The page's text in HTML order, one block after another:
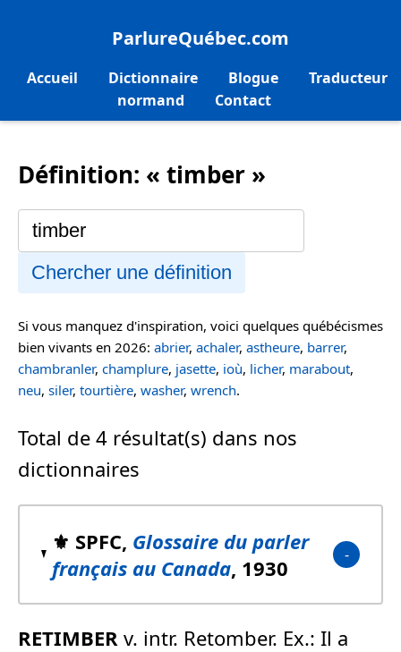
ParlureQuébec.com
Accueil Dictionnaire Blogue
Traducteur
normand
Contact
Définition: « timber »
Chercher une définition
Si vous manquez d'inspiration, voici quelques québécismes
bien vivants en 2026: abrier, achaler, astheure, barrer,
chambranler, champlure, jasette, ioù, licher, marabout,
neu, siler, tourtière, washer, wrench.
Total de 4 résultat(s) dans nos
dictionnaires
⚜️ SPFC, Glossaire du parler
français au Canada, 1930
RETIMBER v. intr. Retomber. Ex.: Il a